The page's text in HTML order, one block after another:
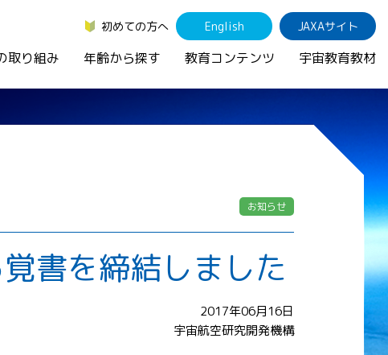
初めての方へ English JAXAサイト
取り組み 年齢から探す 教育コンテンツ 宇宙教育教材
お知らせ
書を締結しました
2017年06月16日
宇宙航空研究開発機構